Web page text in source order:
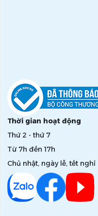
Thời gian hoạt động
Thứ 2 - thứ 7
Từ 7h đến 17h
Chủ nhật, ngày lễ, tết nghỉ